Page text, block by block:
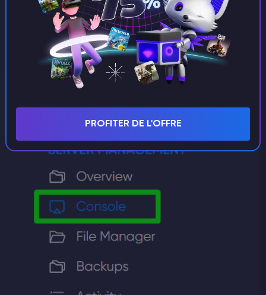
Pour connaître l'ID d'un joueur, copiez le
lien vers son profil sur Steam et entrez-le
sur cesite web
PROFITER DE L'OFFRE